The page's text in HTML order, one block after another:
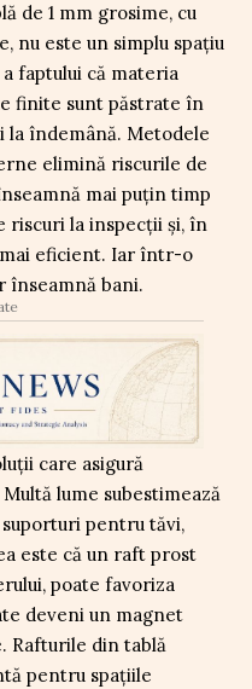
de 1 mm grosime, cu
nu este un simplu spaţiu
faptului că materia
finite sunt păstrate în
la îndemână. Metodele
elimină riscurile de
mai puţin timp
riscuri la inspecţii şi, în
eficient. Iar într-o
înseamnă bani.
care asigură
lume subestimează
pentru tăvi,
este că un raft prost
poate favoriza
deveni un magnet
Rafturile din tablă
pentru spaţiile